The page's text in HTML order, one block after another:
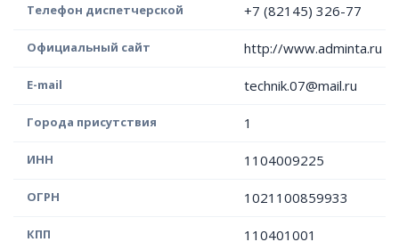
Телефон диспетчерской +7 (82145) 326-77
Официальный сайт http://www.adminta.ru
E-mail technik.07@mail.ru
Города присутствия 1
ИНН 1104009225
ОГРН 1021100859933
КПП 110401001